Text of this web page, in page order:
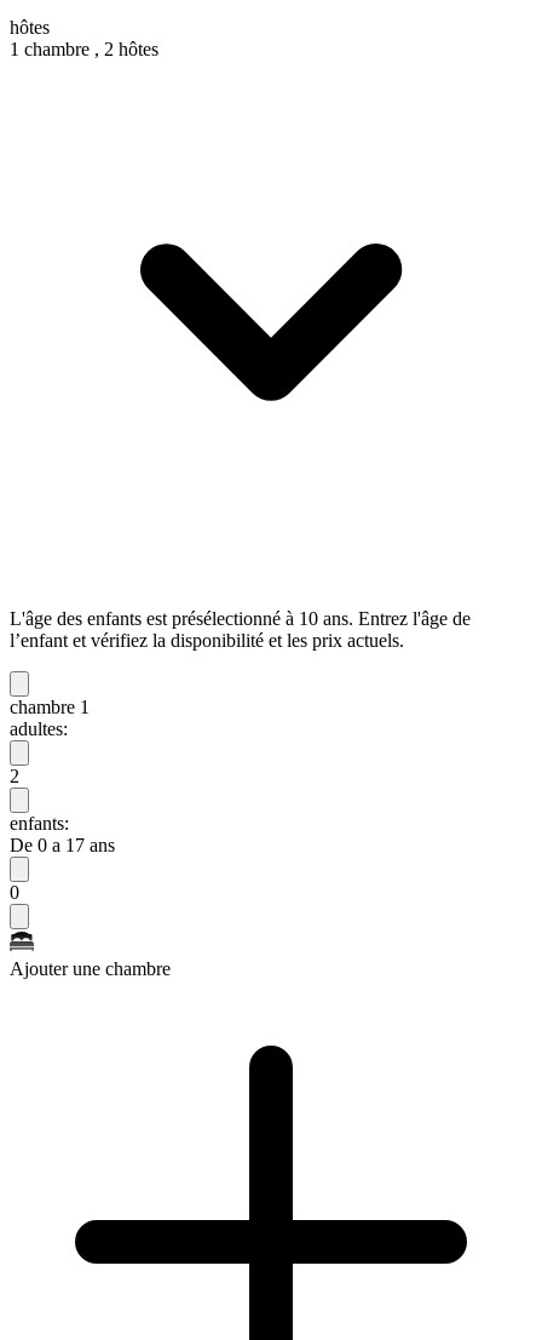
hôtes
1 chambre , 2 hôtes
L'âge des enfants est présélectionné à 10 ans. Entrez l'âge de
l’enfant et vérifiez la disponibilité et les prix actuels.
chambre 1
adultes:
2
enfants:
De 0 a 17 ans
0
Ajouter une chambre